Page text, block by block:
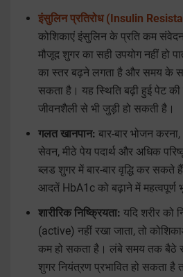
इंसुलिन प्रतिरोध (Insulin
कोशिकाएं इंसुलिन के प्रति कम
मौजूद शुगर का सही उपयोग नहीं हो
का स्तर बढ़ने लगता है और समय के
सकता है। यह स्थिति बढ़ी हुई पेट की
जीवनशैली से भी जुड़ी हो सकती है।
गलत खानपान: बार-बार भोजन
सेवन, मीठे पेय पदार्थ और अधिक
ब्लड शुगर में बार-बार वृद्धि कर
आदतें HbA1c को बढ़ाने में महत्वपूर्ण
शारीरिक निष्क्रियता: यदि शरीर को
(active) नहीं रखा जाता, तो
कम हो सकता है। लंबे समय तक बैठे
शुगर नियंत्रण प्रभावित हो सकता